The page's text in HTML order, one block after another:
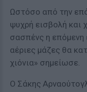
Ωστόσο από την
ψυχρή εισβολή και
σασπένς η
αέριες μάζες θα
χιόνια» σημείωσε.
Ο Σάκης